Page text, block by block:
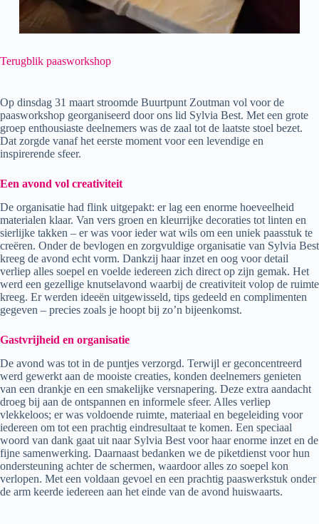
Terugblik paasworkshop
Op dinsdag 31 maart stroomde Buurtpunt Zoutman vol voor de
paasworkshop georganiseerd door ons lid Sylvia Best. Met een grote
groep enthousiaste deelnemers was de zaal tot de laatste stoel bezet.
Dat zorgde vanaf het eerste moment voor een levendige en
inspirerende sfeer.
Een avond vol creativiteit
De organisatie had flink uitgepakt: er lag een enorme hoeveelheid
materialen klaar. Van vers groen en kleurrijke decoraties tot linten en
sierlijke takken – er was voor ieder wat wils om een uniek paasstuk te
creëren. Onder de bevlogen en zorgvuldige organisatie van Sylvia Best
kreeg de avond echt vorm. Dankzij haar inzet en oog voor detail
verliep alles soepel en voelde iedereen zich direct op zijn gemak. Het
werd een gezellige knutselavond waarbij de creativiteit volop de ruimte
kreeg. Er werden ideeën uitgewisseld, tips gedeeld en complimenten
gegeven – precies zoals je hoopt bij zo’n bijeenkomst.
Gastvrijheid en organisatie
De avond was tot in de puntjes verzorgd. Terwijl er geconcentreerd
werd gewerkt aan de mooiste creaties, konden deelnemers genieten
van een drankje en een smakelijke versnapering. Deze extra aandacht
droeg bij aan de ontspannen en informele sfeer. Alles verliep
vlekkeloos; er was voldoende ruimte, materiaal en begeleiding voor
iedereen om tot een prachtig eindresultaat te komen. Een speciaal
woord van dank gaat uit naar Sylvia Best voor haar enorme inzet en de
fijne samenwerking. Daarnaast bedanken we de piketdienst voor hun
ondersteuning achter de schermen, waardoor alles zo soepel kon
verlopen. Met een voldaan gevoel en een prachtig paaswerkstuk onder
de arm keerde iedereen aan het einde van de avond huiswaarts.